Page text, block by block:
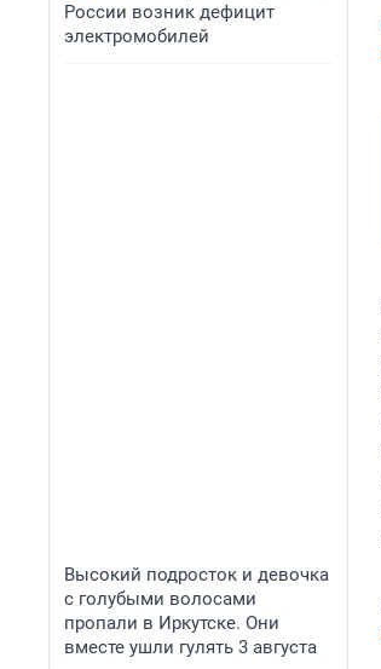
России возник дефицит
электромобилей
Высокий подросток и девочка
с голубыми волосами
пропали в Иркутске. Они
вместе ушли гулять 3 августа